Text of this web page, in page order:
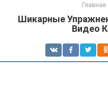
Главная
Шикарные
Видео